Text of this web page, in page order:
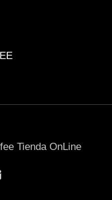
Tienda OnLine